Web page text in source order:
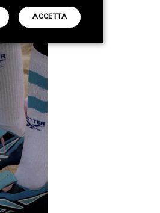
ACCETTA